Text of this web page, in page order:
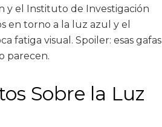
y el Instituto de Investigación
en torno a la luz azul y el
fatiga visual. Spoiler: esas gafas
parecen.
Sobre la Luz